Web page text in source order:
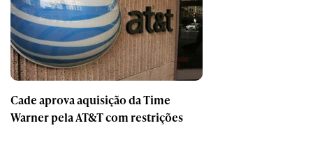
Cade aprova aquisição da Time
Warner pela AT&T com restrições